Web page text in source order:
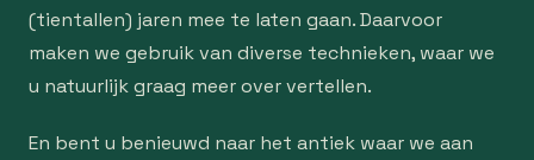
(tientallen) jaren mee te laten gaan. Daarvoor
maken we gebruik van diverse technieken, waar we
u natuurlijk graag meer over vertellen.
En bent u benieuwd naar het antiek waar we aan